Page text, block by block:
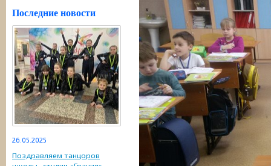
Последние новости
26.05.2025
Поздравляем танцоров